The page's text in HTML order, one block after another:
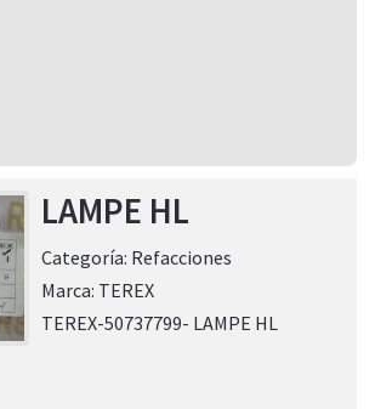
LAMPE HL
Categoría: Refacciones
Marca: TEREX
TEREX-50737799- LAMPE HL